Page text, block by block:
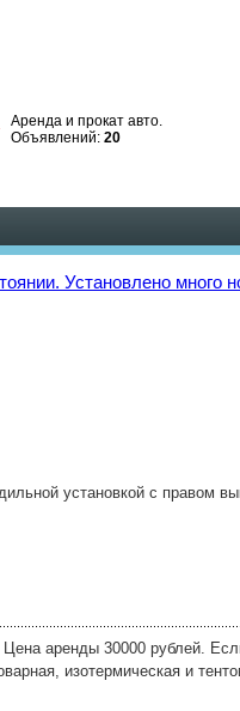
Аренда и прокат авто.
Объявлений: 20
Установлено много
установкой с правом
аренды 30000 рублей.
изотермическая и